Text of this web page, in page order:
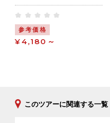
参考価格
¥4,180～
このツアーに関連する一覧